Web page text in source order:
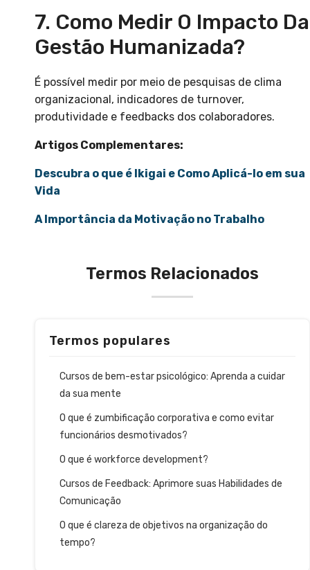
7. Como Medir O Impacto Da
Gestão Humanizada?
É possível medir por meio de pesquisas de clima
organizacional, indicadores de turnover,
produtividade e feedbacks dos colaboradores.
Artigos Complementares:
Descubra o que é Ikigai e Como Aplicá-lo em sua
Vida
A Importância da Motivação no Trabalho
Termos Relacionados
Termos populares
Cursos de bem-estar psicológico: Aprenda a cuidar
da sua mente
O que é zumbificação corporativa e como evitar
funcionários desmotivados?
O que é workforce development?
Cursos de Feedback: Aprimore suas Habilidades de
Comunicação
O que é clareza de objetivos na organização do
tempo?